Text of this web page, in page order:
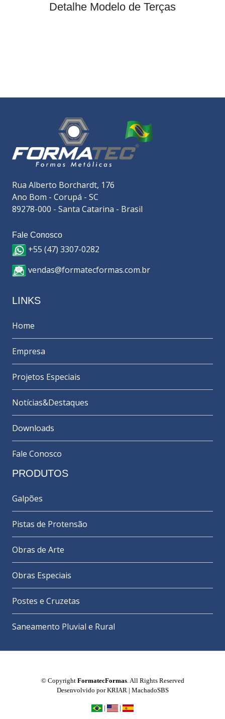
Detalhe Modelo de Terças
Rua Alberto Borchardt, 176
Ano Bom - Corupá - SC
89278-000 - Santa Catarina - Brasil
Fale Conosco
+55 (47) 3307-0282
vendas@formatecformas.com.br
LINKS
Home
Empresa
Projetos Especiais
Notícias&Destaques
Downloads
Fale Conosco
PRODUTOS
Galpões
Pistas de Protensão
Obras de Arte
Obras Especiais
Postes e Cruzetas
Saneamento Pluvial e Rural
© Copyright FormatecFormas. All Rights Reserved
Desenvolvido porKRIAR | MachadoSBS
| |